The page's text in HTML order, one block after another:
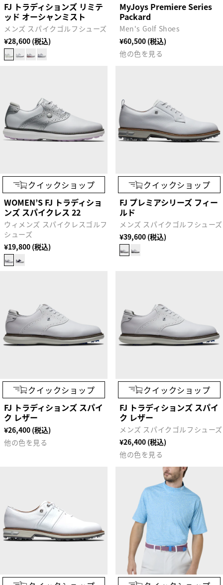
FJ トラディションズ リミテ
ッド オーシャンミスト
メンズ スパイクゴルフシューズ
¥28,600 (税込)
MyJoys Premiere Series
Packard
Men's Golf Shoes
¥60,500 (税込)
他の色を見る
クイックショップ
WOMEN’S FJ トラディショ
ンズ スパイクレス 22
ウィメンズ スパイクレスゴルフ
シューズ
¥19,800 (税込)
クイックショップ
FJ プレミアシリーズ フィー
ルド
メンズ スパイクゴルフシューズ
¥39,600 (税込)
クイックショップ
FJ トラディションズ スパイ
ク レザー
¥26,400 (税込)
他の色を見る
クイックショップ
FJ トラディションズ スパイ
ク レザー
メンズ スパイクゴルフシューズ
¥26,400 (税込)
他の色を見る